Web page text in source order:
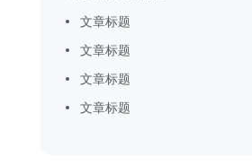
文章标题
文章标题
文章标题
文章标题